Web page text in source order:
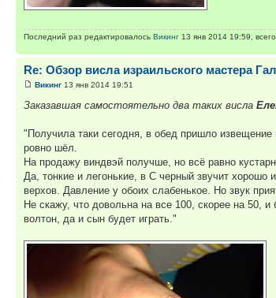
Последний раз редактировалось Викинг 13 янв 2014 19:59,
Re: Обзор висла израильского мастера
Викинг 13 янв 2014 19:51
Заказавшая самостоятельно два таких висла
"Получила таки сегодня, в обед пришло
ровно шёл.
На продажу виндвэй получше, но всё равно
Да, тонкие и легонькие, в С черный звучит хорошо
верхов. Давление у обоих слабенькое. Но звук
Не скажу, что довольна на все 100, скорее на 50,
волтон, да и сын будет играть."